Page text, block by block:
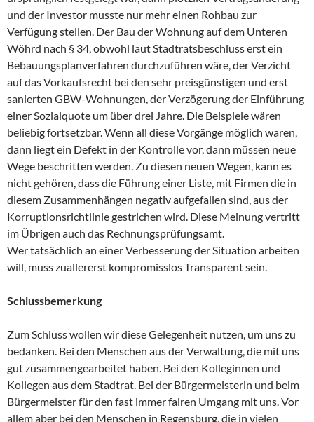
und der Investor musste nur mehr einen Rohbau zur
Verfügung stellen. Der Bau der Wohnung auf dem Unteren
Wöhrd nach § 34, obwohl laut Stadtratsbeschluss erst ein
Bebauungsplanverfahren durchzuführen wäre, der Verzicht
auf das Vorkaufsrecht bei den sehr preisgünstigen und erst
sanierten GBW-Wohnungen, der Verzögerung der Einführung
einer Sozialquote um über drei Jahre. Die Beispiele wären
beliebig fortsetzbar. Wenn all diese Vorgänge möglich waren,
dann liegt ein Defekt in der Kontrolle vor, dann müssen neue
Wege beschritten werden. Zu diesen neuen Wegen, kann es
nicht gehören, dass die Führung einer Liste, mit Firmen die in
diesem Zusammenhängen negativ aufgefallen sind, aus der
Korruptionsrichtlinie gestrichen wird. Diese Meinung vertritt
im Übrigen auch das Rechnungsprüfungsamt.
Wer tatsächlich an einer Verbesserung der Situation arbeiten
will, muss zuallererst kompromisslos Transparent sein.
Schlussbemerkung
Zum Schluss wollen wir diese Gelegenheit nutzen, um uns zu
bedanken. Bei den Menschen aus der Verwaltung, die mit uns
gut zusammengearbeitet haben. Bei den Kolleginnen und
Kollegen aus dem Stadtrat. Bei der Bürgermeisterin und beim
Bürgermeister für den fast immer fairen Umgang mit uns. Vor
allem aber bei den Menschen in Regensburg, die in vielen